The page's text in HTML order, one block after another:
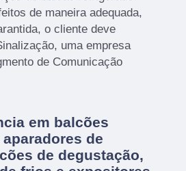
de maneira adequada,
o cliente deve
uma empresa
de Comunicação
em balcões
de
de degustação,